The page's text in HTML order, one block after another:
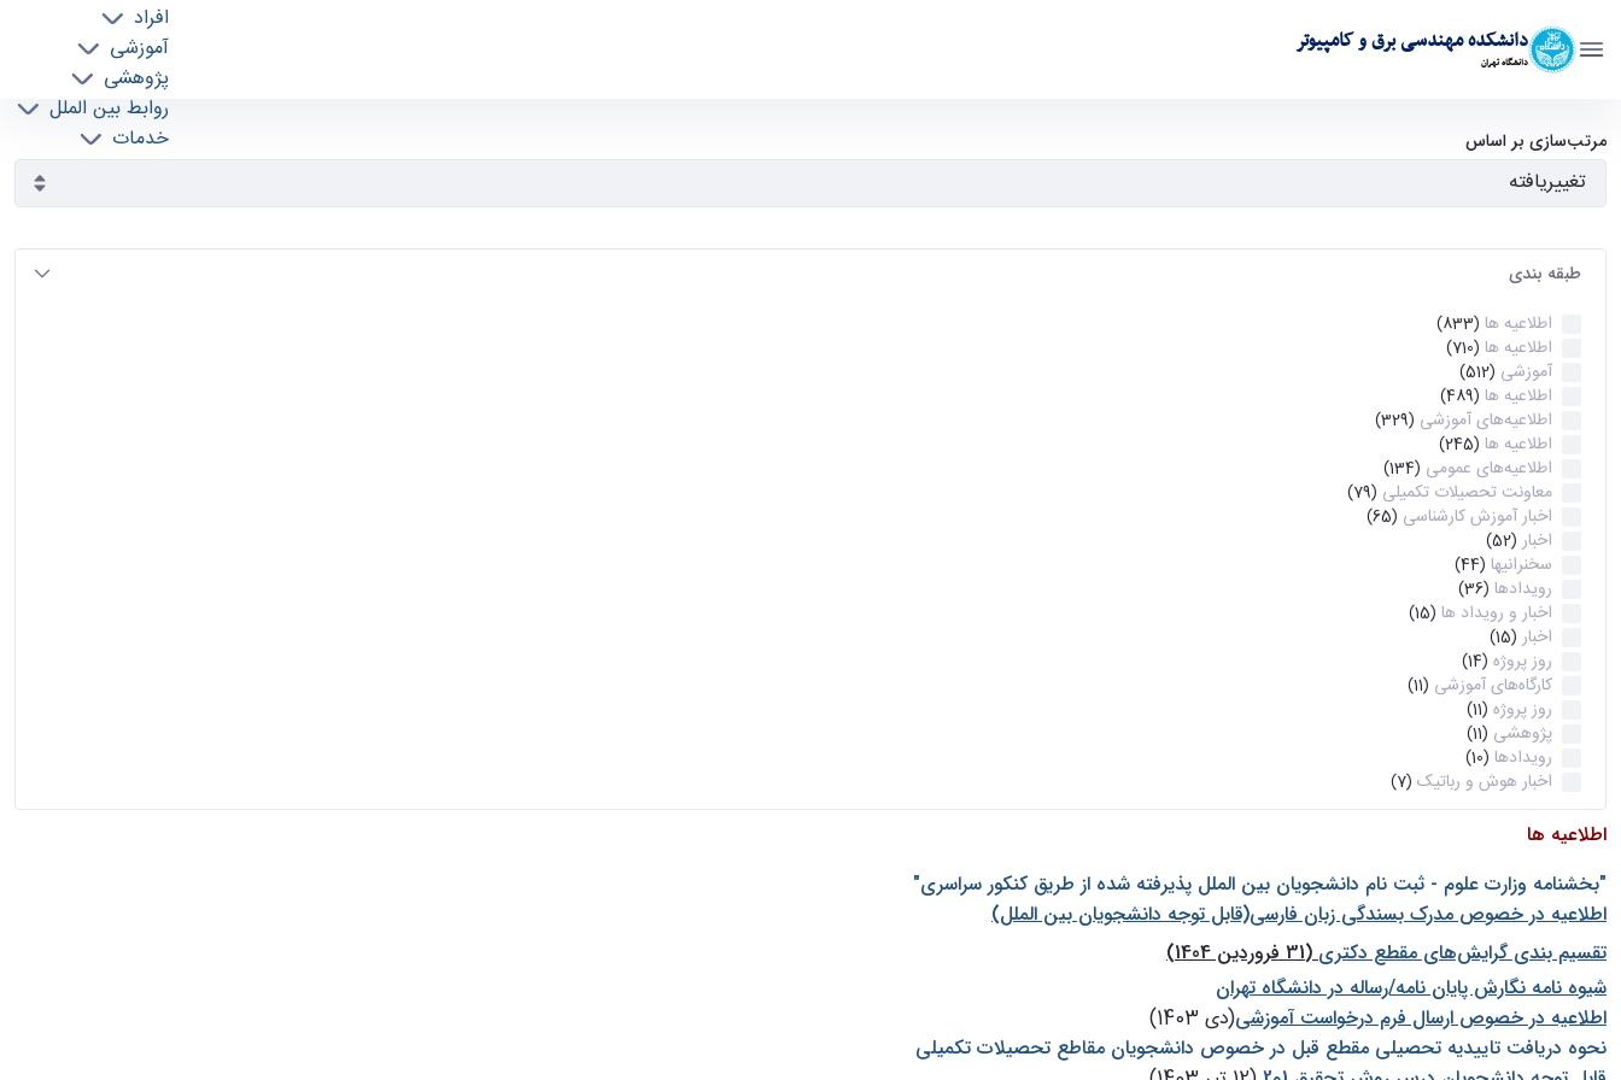
دانشکده مهندسی برق و کامپیوتر
دانشگاه تهران
افراد
آموزشی
پژوهشی
روابط بین الملل
خدمات
آرشیو اطلاعیه ها - ece- دانشکده مهندسی برق و کامپیوتر
مرتب‌سازی بر اساس
طبقه بندی
اطلاعیه ها (833)
اطلاعیه ها (710)
آموزشی (512)
اطلاعیه ها (489)
اطلاعیه‌های‌ آموزشی (329)
اطلاعیه ها (245)
اطلاعیه‌های عمومی (134)
معاونت تحصیلات تکمیلی (79)
اخبار آموزش کارشناسی (65)
اخبار (52)
سخنرانیها (44)
رویدادها (36)
اخبار و رویداد ها (15)
اخبار (15)
روز پروژه (14)
کارگاه‌های آموزشی (11)
روز پروژه (11)
پژوهشی (11)
رویدادها (10)
اخبار هوش و رباتیک (7)
اطلاعیه ها
"بخشنامه وزارت علوم - ثبت نام دانشجويان بين الملل پذيرفته شده از طريق كنكور سراسری"
اطلاعیه در خصوص مدرک بسندگی زبان فارسی(قابل توجه دانشجویان بین الملل)
تقسیم بندی گرایش‌های مقطع دکتری(31 فروردین 1404)
شيوه نامه نگارش پايان نامه/رساله در دانشگاه تهران
اطلاعیه در خصوص ارسال فرم درخواست آموزشی(دی 1403)
نحوه دریافت تاییدیه تحصیلی مقطع قبل در خصوص دانشجویان مقاطع تحصیلات تکمیلی